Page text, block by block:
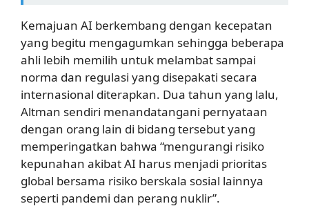
Kemajuan AI berkembang dengan kecepatan
yang begitu mengagumkan sehingga beberapa
ahli lebih memilih untuk melambat sampai
norma dan regulasi yang disepakati secara
internasional diterapkan. Dua tahun yang lalu,
Altman sendiri menandatangani pernyataan
dengan orang lain di bidang tersebut yang
memperingatkan bahwa “mengurangi risiko
kepunahan akibat AI harus menjadi prioritas
global bersama risiko berskala sosial lainnya
seperti pandemi dan perang nuklir”.